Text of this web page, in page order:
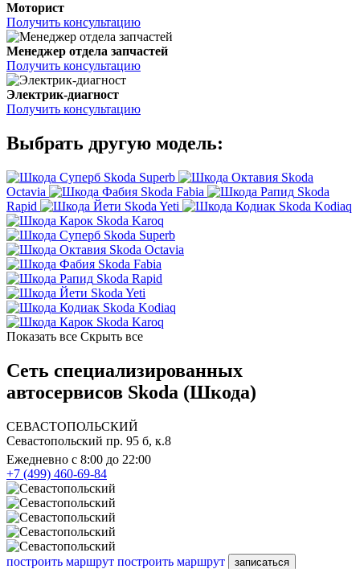
Моторист
Получить консультацию
Менеджер отдела запчастей
Получить консультацию
Электрик-диагност
Получить консультацию
Выбрать другую модель:
Skoda Superb
Skoda
Octavia
Skoda Fabia
Skoda
Rapid
Skoda Yeti
Skoda Kodiaq
Skoda Karoq
Skoda Superb
Skoda Octavia
Skoda Fabia
Skoda Rapid
Skoda Yeti
Skoda Kodiaq
Skoda Karoq
Показать все Скрыть все
Сеть специализированных
автосервисов Skoda (Шкода)
СЕВАСТОПОЛЬСКИЙ
Севастопольский пр. 95 б, к.8
Ежедневно с 8:00 до 22:00
+7 (499) 460-69-84
построить маршрут построить маршрут записаться